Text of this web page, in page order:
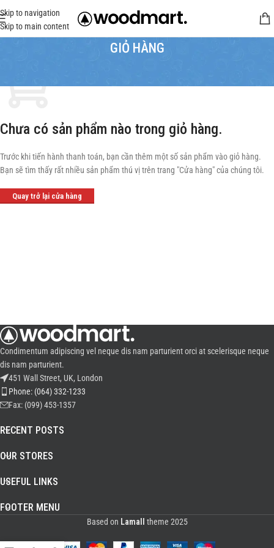
Skip to navigation
Skip to main content
GIỎ HÀNG
Chưa có sản phẩm nào trong giỏ hàng.
Trước khi tiến hành thanh toán, bạn cần thêm một số sản phẩm vào giỏ hàng.
Bạn sẽ tìm thấy rất nhiều sản phẩm thú vị trên trang "Cửa hàng" của chúng tôi.
Quay trở lại cửa hàng
Condimentum adipiscing vel neque dis nam parturient orci at scelerisque neque
dis nam parturient.
451 Wall Street, UK, London
Phone: (064) 332-1233
Fax: (099) 453-1357
RECENT POSTS
OUR STORES
USEFUL LINKS
FOOTER MENU
Based on Lamall theme 2025